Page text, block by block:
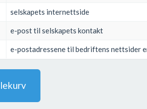
selskapets internettside
e-post til selskapets kontakt
e-postadressene til bedriftens nettsider